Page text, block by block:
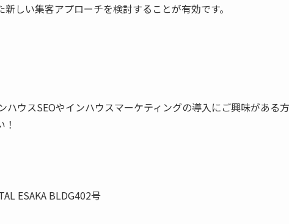
しい集客アプローチを検討することが有効です。
ハウスSEOやインハウスマーケティングの導入にご興味がある
ESAKA BLDG402号